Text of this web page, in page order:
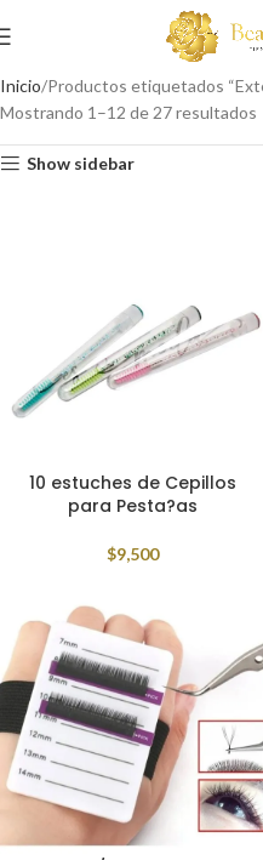
Inicio Productos etiquetados
Mostrando 1–12 de 27 resultados
Show sidebar
10 estuches de Cepillos
para Pesta?as
$9,500